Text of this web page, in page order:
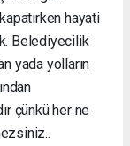
hayati
Belediyecilik
yada yolların
çünkü her ne